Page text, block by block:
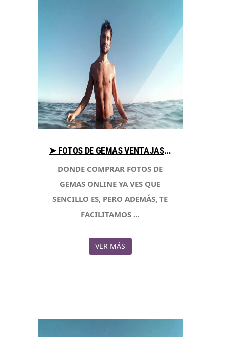
➤ FOTOS DE GEMAS VENTAJAS AL COMPRAR CON LIBRERIAESOTERICA.NET
DONDE COMPRAR FOTOS DE
GEMAS ONLINE YA VES QUE
SENCILLO ES, PERO ADEMÁS, TE
FACILITAMOS …
VER MÁS